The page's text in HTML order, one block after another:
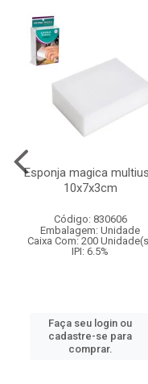
Esponja magica
10x7x3cm
Código: 830606
Embalagem: Unidade
Caixa Com: 200
IPI: 6.5%
Faça seu login ou
cadastre-se para
comprar.